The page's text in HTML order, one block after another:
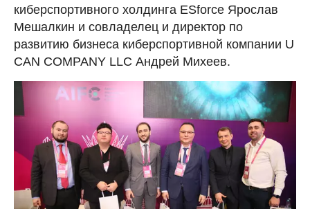
киберспортивного холдинга ESforce Ярослав
Мешалкин и совладелец и директор по
развитию бизнеса киберспортивной компании U
CAN COMPANY LLC Андрей Михеев.